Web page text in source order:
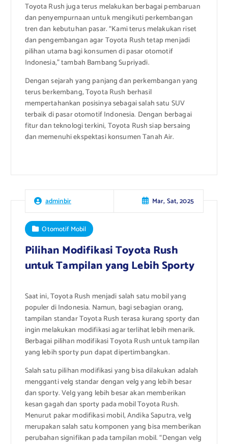
Toyota Rush juga terus melakukan berbagai pembaruan
dan penyempurnaan untuk mengikuti perkembangan
tren dan kebutuhan pasar. “Kami terus melakukan riset
dan pengembangan agar Toyota Rush tetap menjadi
pilihan utama bagi konsumen di pasar otomotif
Indonesia,” tambah Bambang Supriyadi.
Dengan sejarah yang panjang dan perkembangan yang
terus berkembang, Toyota Rush berhasil
mempertahankan posisinya sebagai salah satu SUV
terbaik di pasar otomotif Indonesia. Dengan berbagai
fitur dan teknologi terkini, Toyota Rush siap bersaing
dan memenuhi ekspektasi konsumen Tanah Air.
adminbir Mar, Sat, 2025
Otomotif Mobil
Pilihan Modifikasi Toyota Rush
untuk Tampilan yang Lebih Sporty
Saat ini, Toyota Rush menjadi salah satu mobil yang
populer di Indonesia. Namun, bagi sebagian orang,
tampilan standar Toyota Rush terasa kurang sporty dan
ingin melakukan modifikasi agar terlihat lebih menarik.
Berbagai pilihan modifikasi Toyota Rush untuk tampilan
yang lebih sporty pun dapat dipertimbangkan.
Salah satu pilihan modifikasi yang bisa dilakukan adalah
mengganti velg standar dengan velg yang lebih besar
dan sporty. Velg yang lebih besar akan memberikan
kesan gagah dan sporty pada mobil Toyota Rush.
Menurut pakar modifikasi mobil, Andika Saputra, velg
merupakan salah satu komponen yang bisa memberikan
perubahan signifikan pada tampilan mobil. “Dengan velg